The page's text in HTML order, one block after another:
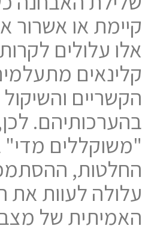
קיימת או אשרור
אלו עלולים
קלינאים
הקשריים
בהערכותיהם.
"משוקללים
החלטות,
עלולה לעוות את
האמיתית של